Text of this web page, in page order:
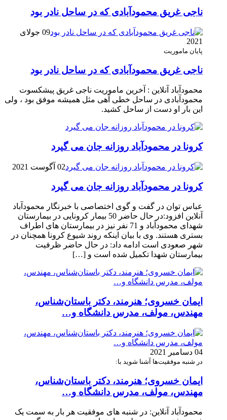
ناجی غریق محمودآبادی که در ساحل نادر بود
09 جولای
2021
پایان ماموریت
ناجی غریق محمودآبادی که در ساحل نادر بود
محمودآباد آنلاین : آخرین ماموریت ناجی غریق پیشکسوت
محمودآبادی در ساحل خطی آهی مثل همیشه موفق بود ، ولی
این بار او دست از ساحل کشید.
کرونا در محمودآباد روزانه جان می گیرد
02 آگوست 2021
کرونا در محمودآباد روزانه جان می گیرد
عباس توان در گفت و گوی اختصاصی با خبرنگار محمودآباد
آنلاین افزود:در حال حاضر 50 بیمار کرونایی در بیمارستان
شهدای محمودآباد و 71 نفر نیز در بیمارستان های اطراف
بستری هستند. وی با بیان اینکه روند شیوع کرونا همچنان در
شهر صعودی است ادامه داد: در حال حاضر ظرفیت
بیمارستان شهدا تکمیل شده است و […]
ایمان خسروی؛ هنرمند، دکتر باستان‌شناس،
مهندس، مولف، مدرس دانشگاه و…
04 دسامبر 2021
در شنبه موفقیت‌ها آشنا شوید با:
ایمان خسروی؛ هنرمند، دکتر باستان‌شناس،
مهندس، مولف، مدرس دانشگاه و…
محمودآباد آنلاین: در شنبه های موفقیت هر بار به سمت یک